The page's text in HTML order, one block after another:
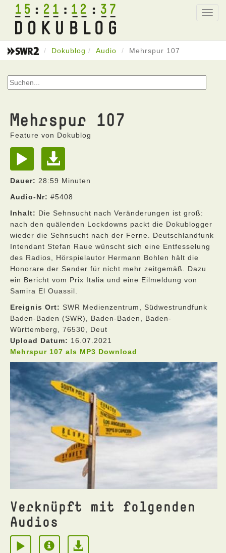
15 21 12 37
Dokublog Audio Mehrspur 107
Mehrspur 107
Feature von Dokublog
Dauer: 28:59 Minuten
Audio-Nr: #5408
Inhalt: Die Sehnsucht nach Veränderungen ist groß:
nach den quälenden Lockdowns packt die Dokublogger
wieder die Sehnsucht nach der Ferne. Deutschlandfunk
Intendant Stefan Raue wünscht sich eine Entfesselung
des Radios, Hörspielautor Hermann Bohlen hält die
Honorare der Sender für nicht mehr zeitgemäß. Dazu
ein Bericht vom Prix Italia und eine Eilmeldung von
Samira El Ouassil.
Ereignis Ort: SWR Medienzentrum, Südwestrundfunk
Baden-Baden (SWR), Baden-Baden, Baden-
Württemberg, 76530, Deut
Upload Datum: 16.07.2021
Mehrspur 107 als MP3 Download
Verknüpft mit folgenden
Audios